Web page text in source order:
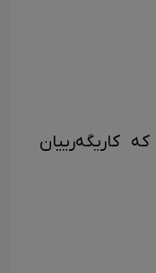
کاریگەرییان